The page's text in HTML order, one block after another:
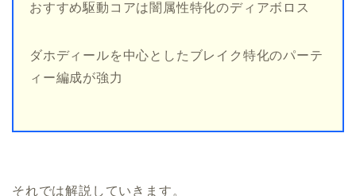
おすすめ駆動コアは闇属性特化のディアボロス
ダホディールを中心としたブレイク特化のパーテ
ィー編成が強力
それでは解説していきます。